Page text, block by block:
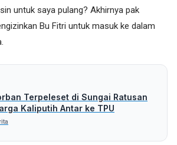
untuk saya pulang? Akhirnya pak
Bu Fitri untuk masuk ke dalam
Terpeleset di Sungai Ratusan
Kaliputih Antar ke TPU